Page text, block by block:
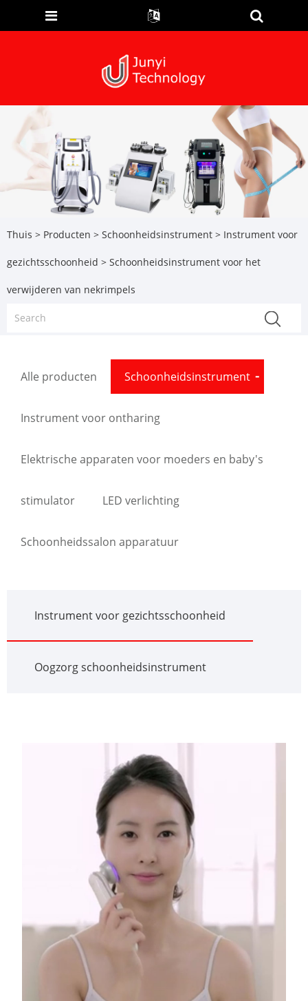
Thuis > Producten > Schoonheidsinstrument > Instrument voor
gezichtsschoonheid > Schoonheidsinstrument voor het
verwijderen van nekrimpels
Alle producten Schoonheidsinstrument
Instrument voor ontharing
Elektrische apparaten voor moeders en baby's
stimulator LED verlichting
Schoonheidssalon apparatuur
Instrument voor gezichtsschoonheid
Oogzorg schoonheidsinstrument